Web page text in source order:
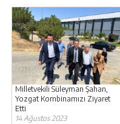
Milletvekili Süleyman Şahan,
Yozgat Kombinamızı Ziyaret
Etti
14 Ağustos 2023